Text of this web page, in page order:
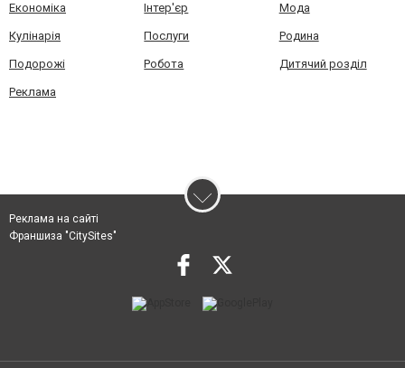
Економіка Інтер'єр Мода
Кулінарія Послуги Родина
Подорожі Робота Дитячий розділ
Реклама
Реклама на сайті
Франшиза "CitySites"